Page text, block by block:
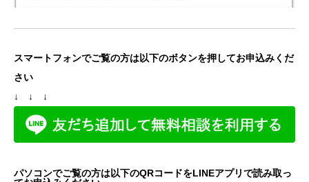
スマートフォンでご覧の方は以下のボタンを押してお申込みくだ
さい
↓ ↓ ↓
パソコンでご覧の方は以下のQRコードをLINEアプリで読み取っ